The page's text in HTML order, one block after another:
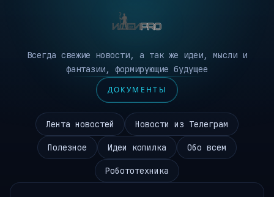
Всегда свежие новости, а так же идеи, мысли и
фантазии, формирующие будущее
ДОКУМЕНТЫ
Лента новостей Новости из Телеграм
Полезное Идеи копилка Обо всем
Робототехника